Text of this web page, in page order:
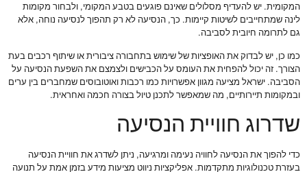
המקומית. יש להעדיף מסלולים שאינם פוגעים בטבע המקומי, ולבחור מקומות
לינה שמתחייבים לשיטות קיימות. כך, הנסיעה לא רק תהפוך לנסיעה נוחה, אלא
גם לתרומה חיובית לסביבה.
כמו כן, יש לבדוק את האופציות של שימוש בתחבורה ציבורית או שיתוף רכבים בעת
הצורך. זה יכול להפחית את העומס על הכבישים ולצמצם את השפעת הנסיעה על
הסביבה. ישראל מציעה מגוון אפשרויות כמו רכבות ואוטובוסים שמחברים בין ערים
ובמקומות תיירותיים, מה שמאפשר לתכנן טיול בצורה חכמה ואחראית.
שדרוג חוויית הנסיעה
כדי להפוך את הנסיעה לחוויה נעימה ומרגיעה, ניתן לשדרג את חוויית הנסיעה
בעזרת טכנולוגיות מתקדמות. אפליקציות ניווט מציעות מידע בזמן אמת על תנועה